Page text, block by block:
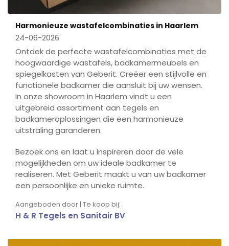
Harmonieuze wastafelcombinaties in Haarlem
24-06-2026
Ontdek de perfecte wastafelcombinaties met de
hoogwaardige wastafels, badkamermeubels en
spiegelkasten van Geberit. Creëer een stijlvolle en
functionele badkamer die aansluit bij uw wensen.
In onze showroom in Haarlem vindt u een
uitgebreid assortiment aan tegels en
badkameroplossingen die een harmonieuze
uitstraling garanderen.
Bezoek ons en laat u inspireren door de vele
mogelijkheden om uw ideale badkamer te
realiseren. Met Geberit maakt u van uw badkamer
een persoonlijke en unieke ruimte.
Aangeboden door | Te koop bij:
H & R Tegels en Sanitair BV